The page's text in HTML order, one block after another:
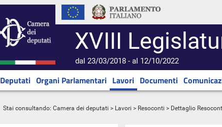
XVIII
dal 23/03/2018 - al 12/10/2022
Deputati Organi Parlamentari Lavori Documenti
Stai consultando: Camera dei deputati > Lavori > Resoconti > Dettaglio